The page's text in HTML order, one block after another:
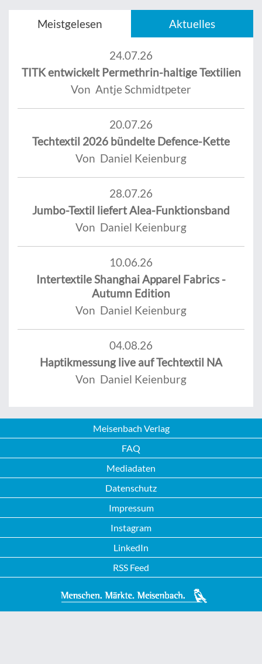
Meistgelesen Aktuelles
24.07.26
TITK entwickelt Permethrin-haltige Textilien
Von Antje Schmidtpeter
20.07.26
Techtextil 2026 bündelte Defence-Kette
Von Daniel Keienburg
28.07.26
Jumbo-Textil liefert Alea-Funktionsband
Von Daniel Keienburg
10.06.26
Intertextile Shanghai Apparel Fabrics -
Autumn Edition
Von Daniel Keienburg
04.08.26
Haptikmessung live auf Techtextil NA
Von Daniel Keienburg
Meisenbach Verlag
FAQ
Mediadaten
Datenschutz
Impressum
Instagram
LinkedIn
RSS Feed